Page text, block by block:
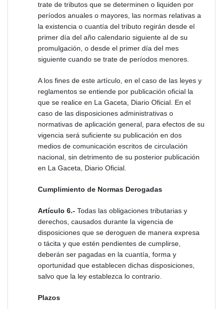
trate de tributos que se determinen o liquiden por
períodos anuales o mayores, las normas relativas a
la existencia o cuantía del tributo regirán desde el
primer día del año calendario siguiente al de su
promulgación, o desde el primer día del mes
siguiente cuando se trate de períodos menores.
A los fines de este artículo, en el caso de las leyes y
reglamentos se entiende por publicación oficial la
que se realice en La Gaceta, Diario Oficial. En el
caso de las disposiciones administrativas o
normativas de aplicación general, para efectos de su
vigencia será suficiente su publicación en dos
medios de comunicación escritos de circulación
nacional, sin detrimento de su posterior publicación
en La Gaceta, Diario Oficial.
Cumplimiento de Normas Derogadas
Artículo 6.- Todas las obligaciones tributarias y
derechos, causados durante la vigencia de
disposiciones que se deroguen de manera expresa
o tácita y que estén pendientes de cumplirse,
deberán ser pagadas en la cuantía, forma y
oportunidad que establecen dichas disposiciones,
salvo que la ley establezca lo contrario.
Plazos